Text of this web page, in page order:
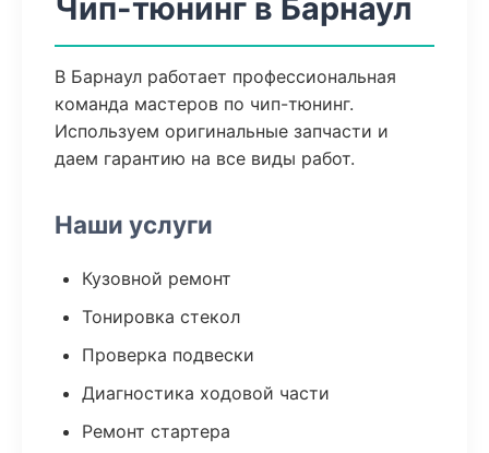
Чип-тюнинг в Барнаул
В Барнаул работает профессиональная
команда мастеров по чип-тюнинг.
Используем оригинальные запчасти и
даем гарантию на все виды работ.
Наши услуги
Кузовной ремонт
Тонировка стекол
Проверка подвески
Диагностика ходовой части
Ремонт стартера